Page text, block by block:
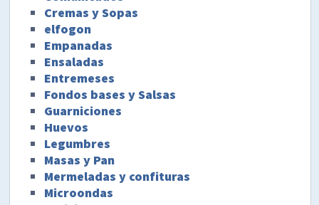
Cremas y Sopas
elfogon
Empanadas
Ensaladas
Entremeses
Fondos bases y Salsas
Guarniciones
Huevos
Legumbres
Masas y Pan
Mermeladas y confituras
Microondas